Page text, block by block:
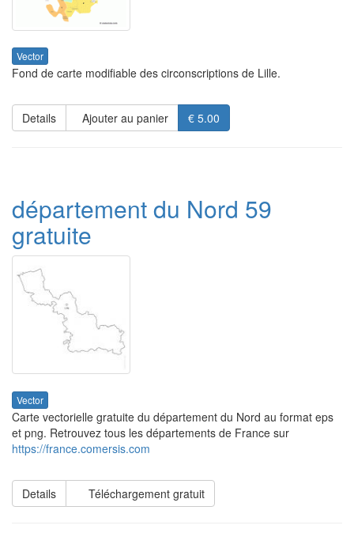
Vector
Fond de carte modifiable des circonscriptions de Lille.
Details Ajouter au panier € 5.00
département du Nord 59
gratuite
Vector
Carte vectorielle gratuite du département du Nord au format eps
et png. Retrouvez tous les départements de France sur
https://france.comersis.com
Details Téléchargement gratuit